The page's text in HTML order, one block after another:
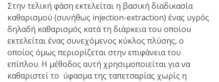
Στην τελική φάση εκτελείται η βασική διαδικασία
καθαρισμού (συνήθως injection-extraction) ένας υγρός
δηλαδή καθαρισμός κατά τη διάρκεια του οποίου
εκτελείται ένας συνεχόμενος κύκλος πλύσης, ο
οποίος όμως περιορίζεται στην επιφάνεια του
επίπλου. Η μέθοδος αυτή χρησιμοποιείται για να
καθαριστεί το ύφασμα της ταπετσαρίας χωρίς η